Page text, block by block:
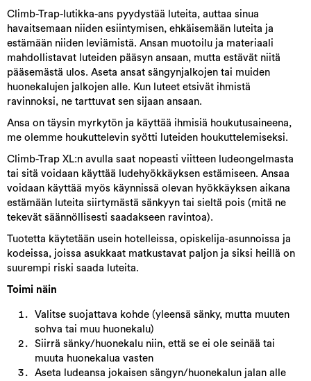
Climb-Trap-lutikka-ans pyydystää luteita, auttaa sinua
havaitsemaan niiden esiintymisen, ehkäisemään luteita ja
estämään niiden leviämistä. Ansan muotoilu ja materiaali
mahdollistavat luteiden pääsyn ansaan, mutta estävät niitä
pääsemästä ulos. Aseta ansat sängynjalkojen tai muiden
huonekalujen jalkojen alle. Kun luteet etsivät ihmistä
ravinnoksi, ne tarttuvat sen sijaan ansaan.
Ansa on täysin myrkytön ja käyttää ihmisiä houkutusaineena,
me olemme houkuttelevin syötti luteiden houkuttelemiseksi.
Climb-Trap XL:n avulla saat nopeasti viitteen ludeongelmasta
tai sitä voidaan käyttää ludehyökkäyksen estämiseen. Ansaa
voidaan käyttää myös käynnissä olevan hyökkäyksen aikana
estämään luteita siirtymästä sänkyyn tai sieltä pois (mitä ne
tekevät säännöllisesti saadakseen ravintoa).
Tuotetta käytetään usein hotelleissa, opiskelija-asunnoissa ja
kodeissa, joissa asukkaat matkustavat paljon ja siksi heillä on
suurempi riski saada luteita.
Toimi näin
Valitse suojattava kohde (yleensä sänky, mutta muuten
sohva tai muu huonekalu)
Siirrä sänky/huonekalu niin, että se ei ole seinää tai
muuta huonekalua vasten
Aseta ludeansa jokaisen sängyn/huonekalun jalan alle